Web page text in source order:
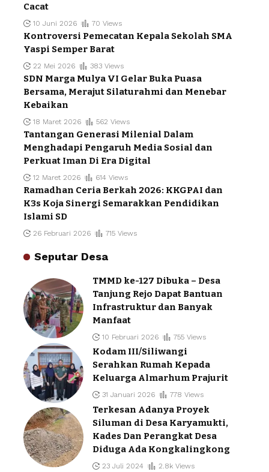
Cacat
10 Juni 2026 70 Views
Kontroversi Pemecatan Kepala Sekolah SMA
Yaspi Semper Barat
22 Mei 2026 383 Views
SDN Marga Mulya VI Gelar Buka Puasa
Bersama, Merajut Silaturahmi dan Menebar
Kebaikan
18 Maret 2026 562 Views
Tantangan Generasi Milenial Dalam
Menghadapi Pengaruh Media Sosial dan
Perkuat Iman Di Era Digital
12 Maret 2026 614 Views
Ramadhan Ceria Berkah 2026: KKGPAI dan
K3s Koja Sinergi Semarakkan Pendidikan
Islami SD
26 Februari 2026 715 Views
Seputar Desa
TMMD ke-127 Dibuka – Desa
Tanjung Rejo Dapat Bantuan
Infrastruktur dan Banyak
Manfaat
10 Februari 2026 755 Views
Kodam III/Siliwangi
Serahkan Rumah Kepada
Keluarga Almarhum Prajurit
31 Januari 2026 778 Views
Terkesan Adanya Proyek
Siluman di Desa Karyamukti,
Kades Dan Perangkat Desa
Diduga Ada Kongkalingkong
23 Juli 2024 2.8k Views